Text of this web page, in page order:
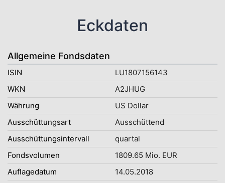
Eckdaten
Allgemeine Fondsdaten
ISIN
LU1807156143
WKN
A2JHUG
Währung
US Dollar
Ausschüttungsart
Ausschüttend
Ausschüttungsintervall
quartal
Fondsvolumen
1809.65 Mio. EUR
Auflagedatum
14.05.2018